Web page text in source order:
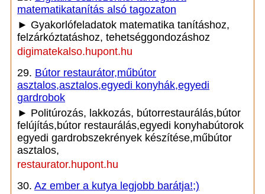
matematikatanítás alsó tagozaton
► Gyakorlófeladatok matematika tanításhoz,
felzárkóztatáshoz, tehetséggondozáshoz
digimatekalso.hupont.hu
29. Bútor restaurátor,műbútor
asztalos,asztalos,egyedi konyhák,egyedi
gardrobok
► Politúrozás, lakkozás, bútorrestaurálás,bútor
felújítás,bútor restaurálás,egyedi konyhabútorok
egyedi gardrobszekrények készítése,műbútor
asztalos,
restaurator.hupont.hu
30. Az ember a kutya legjobb barátja!;)